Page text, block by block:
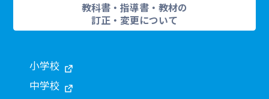
教科書・指導書・教材の
訂正・変更について
小学校
中学校